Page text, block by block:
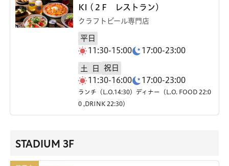
KI (２F レストラン)
クラフトビール専門店
平日
11:30-15:00
17:00-23:00
土 日
祝日
11:30-16:00
17:00-23:00
ランチ（L.O.14:30）ディナー（L.O. FOOD 22:0
0 ,DRINK 22:30）
STADIUM 3F